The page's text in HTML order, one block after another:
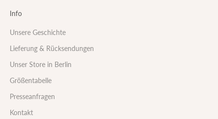
Info
Unsere Geschichte
Lieferung & Rücksendungen
Unser Store in Berlin
Größentabelle
Presseanfragen
Kontakt